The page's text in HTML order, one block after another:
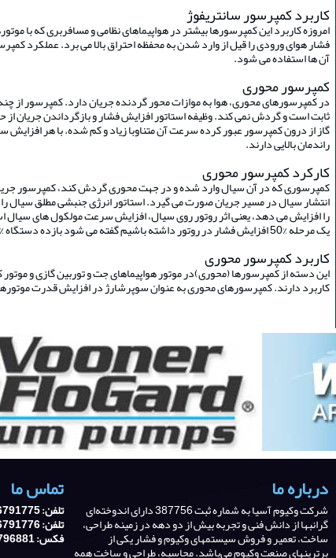
کاربرد کمپرسور سانتریفوژ
امروزه کاربرد این کمپرسورها بیشتر در هواپیماهای نظامی و مسافربری که
فشار هوای ورودی را قیل از وارد شدن به محفظه احتراق بالا می برد. عملکرد
آن ها استفاده می شود.
کمپرسور محوری
در کمپرسورهای محوری، هوا به موازات محور گردنده جریان دارد. کمپرسور
ثابت است و گردش نمی کند. وظیفه استاتور افزایش فشار و بازگرداندن جریان از
گاز از درون کمپرسور عبور کرده سرعت آن متناوبا زیاد و کم شده. با هر
راندمان بالایی دارند.
کارکرد کمپرسور محوری
کمپرسوری که در آن سیال وارد شده و در جهت محوری گردش کند، کمپرسور جریان
انتشار سیال در مسیر جریان صورت می گیرد. استاتور انرژی جنبشی مطلق
را افزایش می دهد، یعنی اثر روتور روی سیال، افزایش سرعت مولکول های سیال
یک مرحله %50 افزایش فشار در روتور داشته باشیم گفته می شود بازده دستگاه %50 می باشد.
کاربرد کمپرسور محوری
این دسته از کمپرسورها (محوری)در موتور هواپیماهای جت و توربین گازی و
کاربرد دارند. کمپرسورهای محوری به عنوان سوپرشارژ در افزایش قدرت
درباره ما
شرکت وکیوم آسیا به شماره ثبت 387756 دارای اندوخته‌ای
گرانبها از دانش فنی و تجربه‌ بیش از دو دهه در زمینه طراحی،
ساخت، تعمیر و فروش سیستمهای وکیوم و فشار یکی از
برترینهای صنعت وکیوم می‌باشد. محاسبه، طراحی و ساخت همه
تماس ما
تلفن: 66791775 21 0098
تلفن: 66791776 21 0098
فکس: 66796881 21 0098